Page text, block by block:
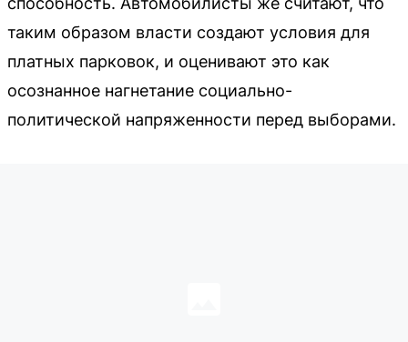
таким образом власти создают условия для
платных парковок, и оценивают это как
осознанное нагнетание социально-
политической напряженности перед выборами.